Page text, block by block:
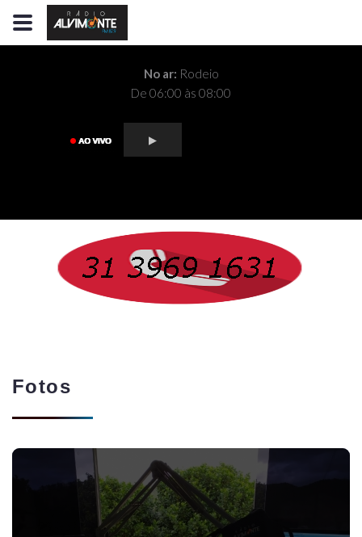
No ar: Rodeio
De 06:00 às 08:00
Fotos